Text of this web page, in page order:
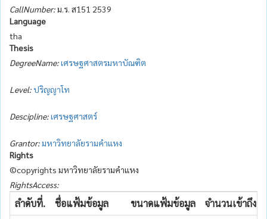
CallNumber:ม.ร. ส151 2539
Language
tha
Thesis
DegreeName:เศรษฐศาสตรมหาบัณฑิต
Level:ปริญญาโท
Descipline:เศรษฐศาสตร์
Grantor:มหาวิทยาลัยรามคำแหง
Rights
©copyrights มหาวิทยาลัยรามคำแหง
RightsAccess:
ลำดับที่. ชื่อแฟ้มข้อมูล ขนาดแฟ้มข้อมูล จำนวนเข้าถึง